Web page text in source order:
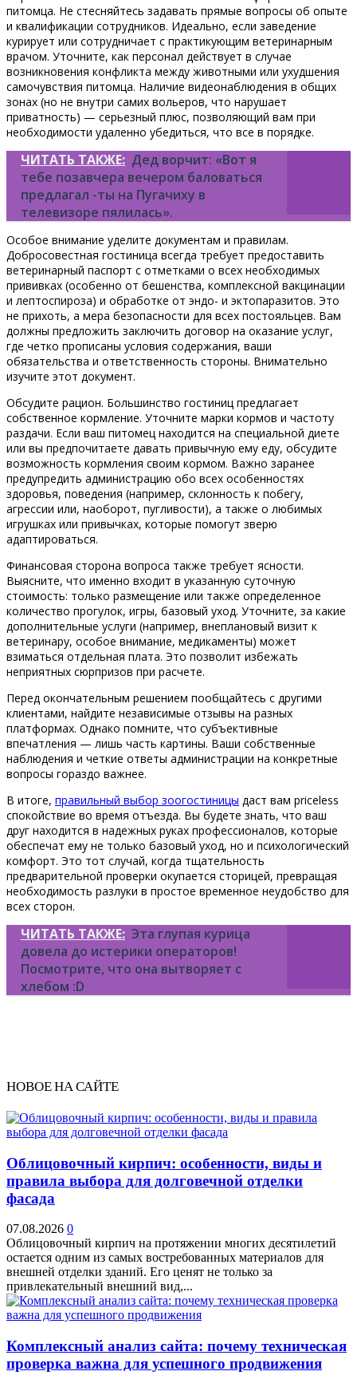
питомца. Не стесняйтесь задавать прямые вопросы об опыте
и квалификации сотрудников. Идеально, если заведение
курирует или сотрудничает с практикующим ветеринарным
врачом. Уточните, как персонал действует в случае
возникновения конфликта между животными или ухудшения
самочувствия питомца. Наличие видеонаблюдения в общих
зонах (но не внутри самих вольеров, что нарушает
приватность) — серьезный плюс, позволяющий вам при
необходимости удаленно убедиться, что все в порядке.
ЧИТАТЬ ТАКЖЕ: Дед ворчит: «Вот я
тебе позавчера вечером баловаться
предлагал -ты на Пугачиху в
телевизоре пялилась».
Особое внимание уделите документам и правилам.
Добросовестная гостиница всегда требует предоставить
ветеринарный паспорт с отметками о всех необходимых
прививках (особенно от бешенства, комплексной вакцинации
и лептоспироза) и обработке от эндо- и эктопаразитов. Это
не прихоть, а мера безопасности для всех постояльцев. Вам
должны предложить заключить договор на оказание услуг,
где четко прописаны условия содержания, ваши
обязательства и ответственность стороны. Внимательно
изучите этот документ.
Обсудите рацион. Большинство гостиниц предлагает
собственное кормление. Уточните марки кормов и частоту
раздачи. Если ваш питомец находится на специальной диете
или вы предпочитаете давать привычную ему еду, обсудите
возможность кормления своим кормом. Важно заранее
предупредить администрацию обо всех особенностях
здоровья, поведения (например, склонность к побегу,
агрессии или, наоборот, пугливости), а также о любимых
игрушках или привычках, которые помогут зверю
адаптироваться.
Финансовая сторона вопроса также требует ясности.
Выясните, что именно входит в указанную суточную
стоимость: только размещение или также определенное
количество прогулок, игры, базовый уход. Уточните, за какие
дополнительные услуги (например, внеплановый визит к
ветеринару, особое внимание, медикаменты) может
взиматься отдельная плата. Это позволит избежать
неприятных сюрпризов при расчете.
Перед окончательным решением пообщайтесь с другими
клиентами, найдите независимые отзывы на разных
платформах. Однако помните, что субъективные
впечатления — лишь часть картины. Ваши собственные
наблюдения и четкие ответы администрации на конкретные
вопросы гораздо важнее.
В итоге, правильный выбор зоогостиницы даст вам priceless
спокойствие во время отъезда. Вы будете знать, что ваш
друг находится в надежных руках профессионалов, которые
обеспечат ему не только базовый уход, но и психологический
комфорт. Это тот случай, когда тщательность
предварительной проверки окупается сторицей, превращая
необходимость разлуки в простое временное неудобство для
всех сторон.
ЧИТАТЬ ТАКЖЕ: Эта глупая курица
довела до истерики операторов!
Посмотрите, что она вытворяет с
хлебом :D
НОВОЕ НА САЙТЕ
Облицовочный кирпич: особенности, виды и
правила выбора для долговечной отделки
фасада
07.08.2026 0
Облицовочный кирпич на протяжении многих десятилетий
остается одним из самых востребованных материалов для
внешней отделки зданий. Его ценят не только за
привлекательный внешний вид,...
Комплексный анализ сайта: почему техническая
проверка важна для успешного продвижения